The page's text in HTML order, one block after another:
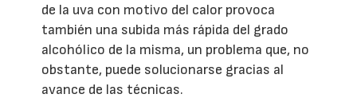
de la uva con motivo del calor provoca
también una subida más rápida del grado
alcohólico de la misma, un problema que, no
obstante, puede solucionarse gracias al
avance de las técnicas.